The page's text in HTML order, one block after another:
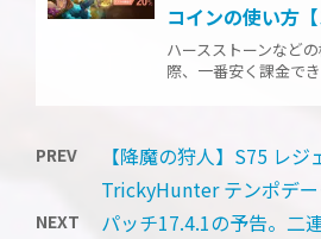
コインの使い方【
ハースストーンなど
際、一番安く課金で
PREV
【降魔の狩人】S75 レ
TrickyHunter テンポデ
NEXT
パッチ17.4.1の予告。二